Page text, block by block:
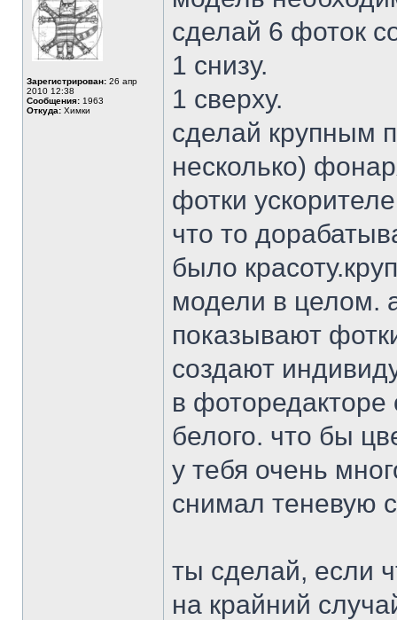
Зарегистрирован: 26 апр
2010 12:38
Сообщения: 1963
Откуда: Химки
сделай 6 фоток
1 снизу.
1 сверху.
сделай крупным
несколько)
фотки
что то
было
модели в целом.
показывают
создают
в
белого. что бы
у тебя очень
снимал теневую
ты сделай, если
на крайний